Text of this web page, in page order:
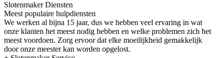
Slotenmaker Diensten
Meest populaire hulpdiensten
We werken al bijna 15 jaar, dus we hebben veel ervaring in wat
onze klanten het meest nodig hebben en welke problemen zich het
meest voordoen. Zorg ervoor dat elke moeilijkheid gemakkelijk
door onze meester kan worden opgelost.